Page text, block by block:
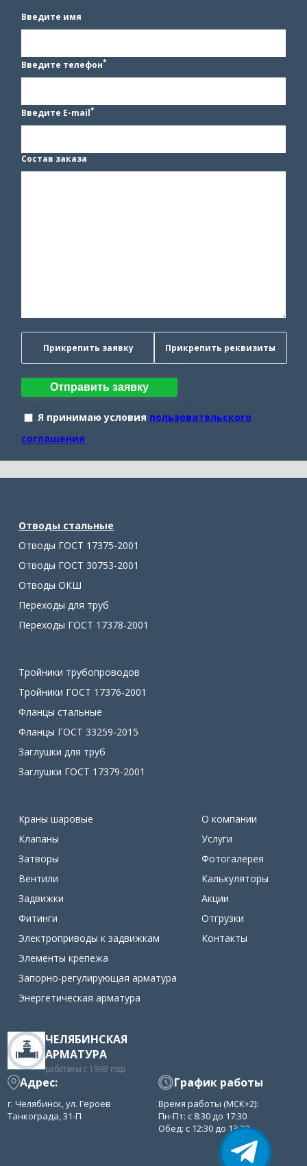
Введите имя
Введите телефон*
Введите E-mail*
Состав заказа
Прикрепить заявку Прикрепить реквизиты
Отправить заявку
Я принимаю условия пользовательского
соглашения
Отводы стальные
Отводы ГОСТ 17375-2001
Отводы ГОСТ 30753-2001
Отводы ОКШ
Переходы для труб
Переходы ГОСТ 17378-2001
Тройники трубопроводов
Тройники ГОСТ 17376-2001
Фланцы стальные
Фланцы ГОСТ 33259-2015
Заглушки для труб
Заглушки ГОСТ 17379-2001
Краны шаровые
Клапаны
Затворы
Вентили
Задвижки
Фитинги
Электроприводы к задвижкам
Элементы крепежа
Запорно-регулирующая арматура
Энергетическая арматура
О компании
Услуги
Фотогалерея
Калькуляторы
Акции
Отгрузки
Контакты
ЧЕЛЯБИНСКАЯ
АРМАТУРА
работаем с 1998 года
Адрес:
г. Челябинск, ул. Героев
Танкограда, 31-П
График работы
Время работы (МСК+2):
Пн-Пт: с 8:30 до 17:30
Обед: с 12:30 до 13:30